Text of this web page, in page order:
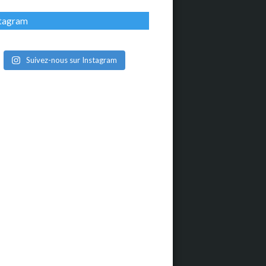
Suivez-nous sur Instagram